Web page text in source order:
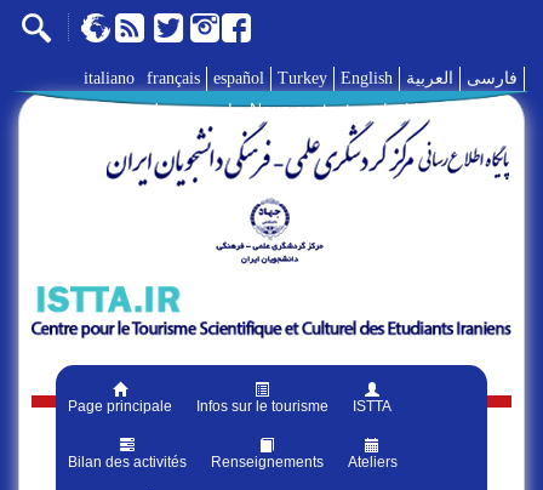
فارسی العربية English
Turkey
español
français
italiano
A propos de nous | Nous contacter | Liens
Page principale Infos sur le tourisme ISTTA
Bilan des activités Renseignements Ateliers